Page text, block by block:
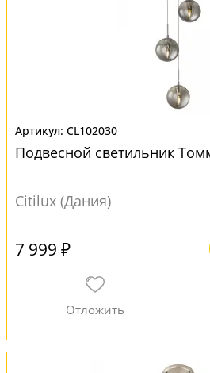
CL102030
Подвесной светильник
Citilux (Дания)
7 999 ₽